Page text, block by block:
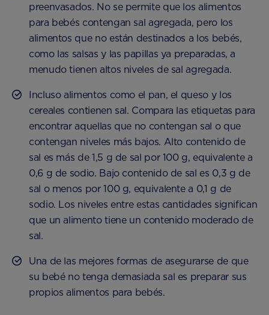
preenvasados. No se permite que los alimentos
para bebés contengan sal agregada, pero los
alimentos que no están destinados a los bebés,
como las salsas y las papillas ya preparadas, a
menudo tienen altos niveles de sal agregada.
Incluso alimentos como el pan, el queso y los
cereales contienen sal. Compara las etiquetas para
encontrar aquellas que no contengan sal o que
contengan niveles más bajos. Alto contenido de
sal es más de 1,5 g de sal por 100 g, equivalente a
0,6 g de sodio. Bajo contenido de sal es 0,3 g de
sal o menos por 100 g, equivalente a 0,1 g de
sodio. Los niveles entre estas cantidades significan
que un alimento tiene un contenido moderado de
sal.
Una de las mejores formas de asegurarse de que
su bebé no tenga demasiada sal es preparar sus
propios alimentos para bebés.